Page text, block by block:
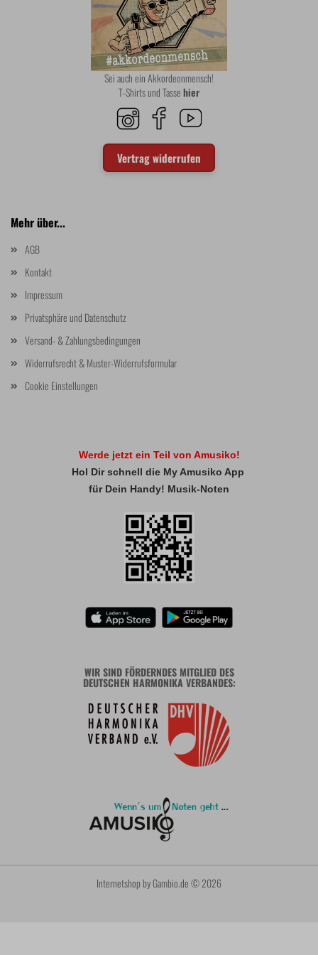
Sei auch ein Akkordeonmensch!
T-Shirts und Tassehier
Vertrag widerrufen
Mehr über...
AGB
Kontakt
Impressum
Privatsphäre und Datenschutz
Versand- & Zahlungsbedingungen
Widerrufsrecht & Muster-Widerrufsformular
Cookie Einstellungen
Werde jetzt ein Teil von Amusiko!
Hol Dir schnell die My Amusiko App
für Dein Handy! Musik-Noten
WIR SIND FÖRDERNDES MITGLIED DES
DEUTSCHEN HARMONIKA VERBANDES:
Internetshop by Gambio.de © 2026